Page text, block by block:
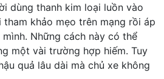
dùng thanh kim loại luồn vào
khảo mẹo trên mạng rồi áp
Những cách này có thể
một vài trường hợp hiếm. Tuy
quả lâu dài mà chủ xe không